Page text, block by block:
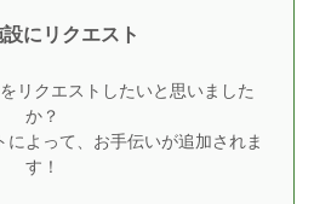
にリクエスト
リクエストしたいと思いました
か？
によって、お手伝いが追加されま
す！